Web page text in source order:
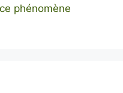
phénomène